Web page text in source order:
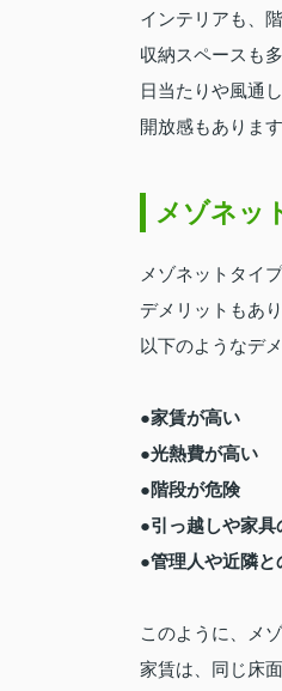
インテリアも、
収納スペースも
日当たりや風通
開放感もありま
メゾネッ
メゾネットタイ
デメリットもあ
以下のようなデ
●家賃が高い
●光熱費が高い
●階段が危険
●引っ越しや家具
●管理人や近隣
このように、メ
家賃は、同じ床